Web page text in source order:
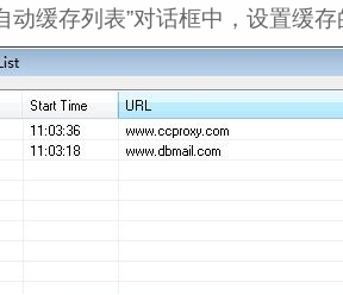
缓存列表”对话框中，设置缓存